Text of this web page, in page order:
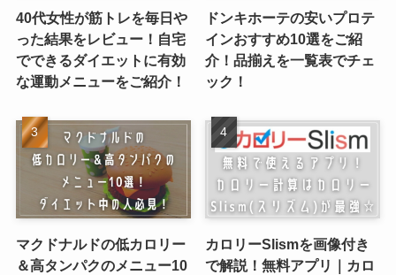
40代女性が筋トレを毎日や
った結果をレビュー！自宅
でできるダイエットに有効
な運動メニューをご紹介！
ドンキホーテの安いプロテ
インおすすめ10選をご紹
介！品揃えを一覧表でチェ
ック！
マクドナルドの低カロリー
＆高タンパクのメニュー10
カロリーSlismを画像付き
で解説！無料アプリ｜カロ